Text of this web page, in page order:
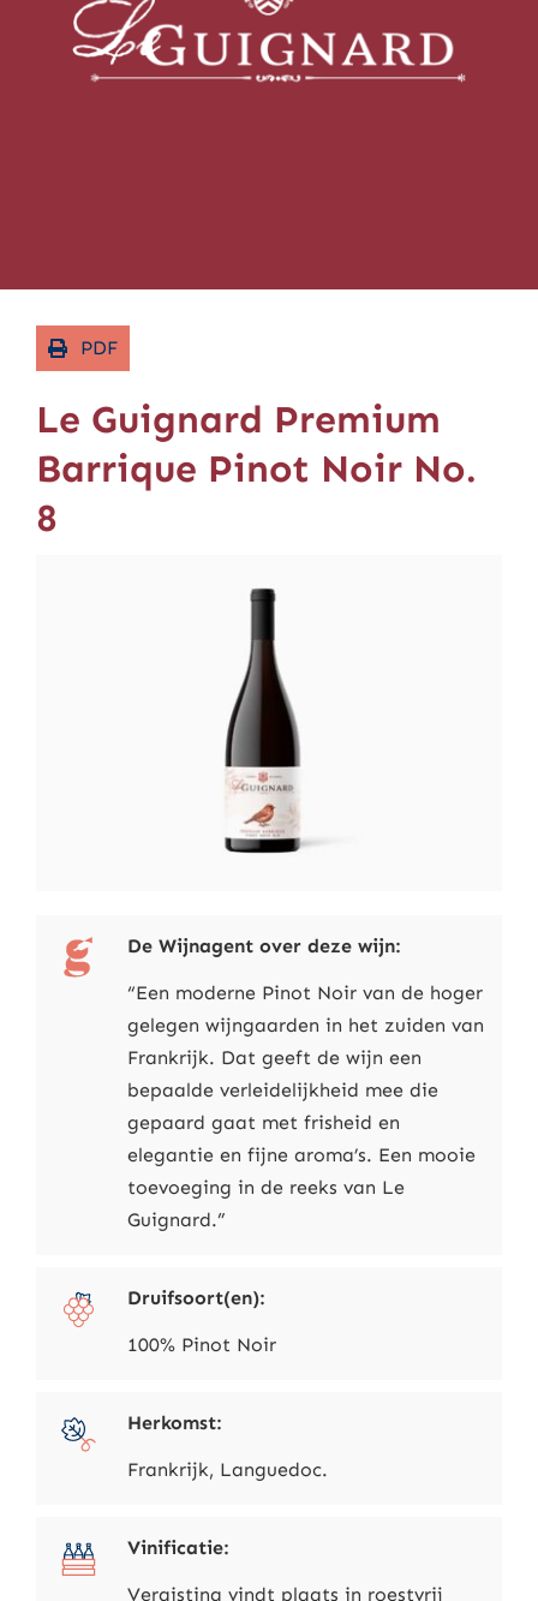
Contact
PDF
Le Guignard Premium
Barrique Pinot Noir No.
8
De Wijnagent over deze wijn:
“Een moderne Pinot Noir van de hoger
gelegen wijngaarden in het zuiden van
Frankrijk. Dat geeft de wijn een
bepaalde verleidelijkheid mee die
gepaard gaat met frisheid en
elegantie en fijne aroma’s. Een mooie
toevoeging in de reeks van Le
Guignard.”
Druifsoort(en):
100% Pinot Noir
Herkomst:
Frankrijk, Languedoc.
Vinificatie:
Vergisting vindt plaats in roestvrij